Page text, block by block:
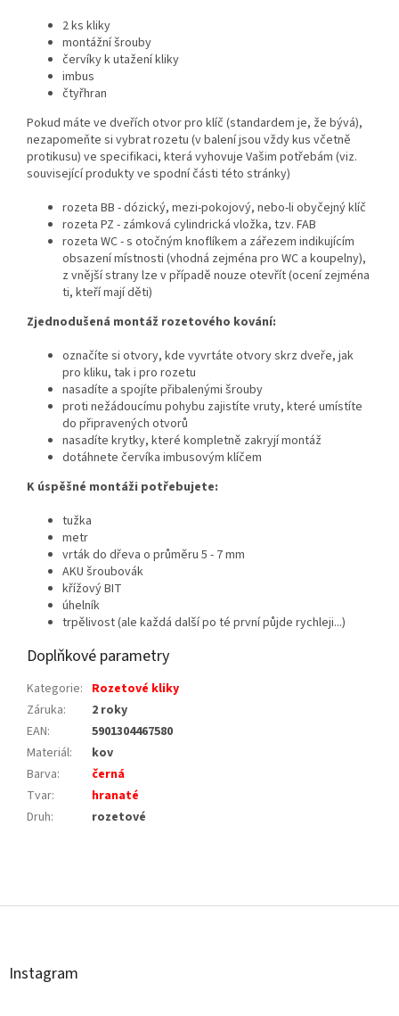
2 ks kliky
montážní šrouby
červíky k utažení kliky
imbus
čtyřhran
Pokud máte ve dveřích otvor pro klíč (standardem je, že bývá),
nezapomeňte si vybrat rozetu (v balení jsou vždy kus včetně
protikusu) ve specifikaci, která vyhovuje Vašim potřebám (viz.
související produkty ve spodní části této stránky)
rozeta BB - dózický, mezi-pokojový, nebo-li obyčejný klíč
rozeta PZ - zámková cylindrická vložka, tzv. FAB
rozeta WC - s otočným knoflíkem a zářezem indikujícím
obsazení místnosti (vhodná zejména pro WC a koupelny),
z vnější strany lze v případě nouze otevřít (ocení zejména
ti, kteří mají děti)
Zjednodušená montáž rozetového kování:
označíte si otvory, kde vyvrtáte otvory skrz dveře, jak
pro kliku, tak i pro rozetu
nasadíte a spojíte přibalenými šrouby
proti nežádoucímu pohybu zajistíte vruty, které umístíte
do připravených otvorů
nasadíte krytky, které kompletně zakryjí montáž
dotáhnete červíka imbusovým klíčem
K úspěšné montáži potřebujete:
tužka
metr
vrták do dřeva o průměru 5 - 7 mm
AKU šroubovák
křížový BIT
úhelník
trpělivost (ale každá další po té první půjde rychleji...)
Doplňkové parametry
Kategorie: Rozetové kliky
Záruka:
2 roky
EAN:
5901304467580
Materiál:
kov
Barva:
černá
Tvar:
hranaté
Druh: rozetové
á
Instagram